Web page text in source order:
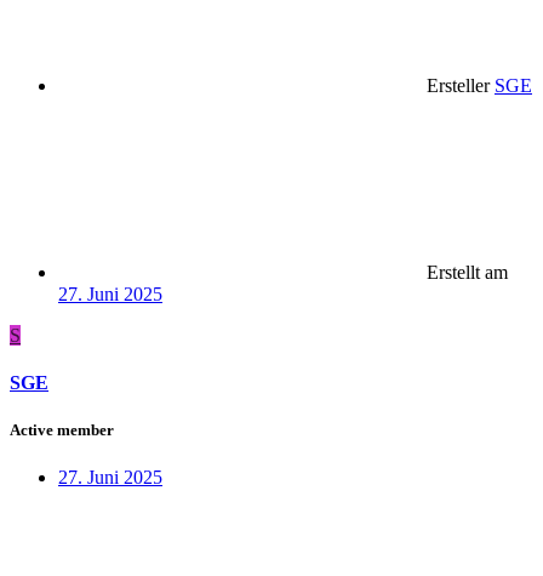
Ersteller SGE
Erstellt am
27. Juni 2025
S
SGE
Active member
27. Juni 2025